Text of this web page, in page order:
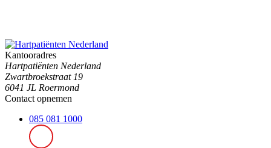
Kantooradres
Hartpatiënten Nederland
Zwartbroekstraat 19
6041 JL Roermond
Contact opnemen
085 081 1000